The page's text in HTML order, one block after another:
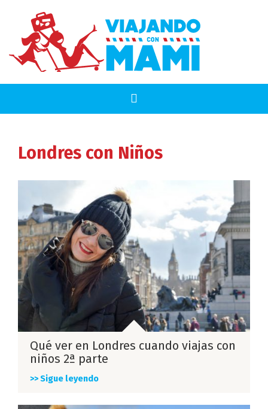
Londres con Niños
Qué ver en Londres cuando viajas con
niños 2ª parte
>> Sigue leyendo